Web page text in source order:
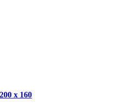
x 160